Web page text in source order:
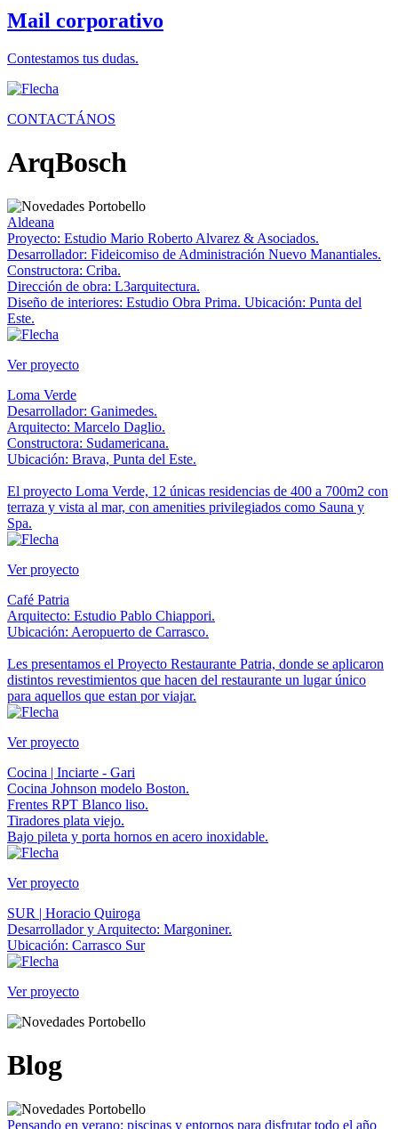
Mail corporativo
Contestamos tus dudas.
CONTACTÁNOS
ArqBosch
Aldeana
Proyecto: Estudio Mario Roberto Alvarez & Asociados.
Desarrollador: Fideicomiso de Administración Nuevo Manantiales.
Constructora: Criba.
Dirección de obra: L3arquitectura.
Diseño de interiores: Estudio Obra Prima. Ubicación: Punta del
Este.
Ver proyecto
Loma Verde
Desarrollador: Ganimedes.
Arquitecto: Marcelo Daglio.
Constructora: Sudamericana.
Ubicación: Brava, Punta del Este.
El proyecto Loma Verde, 12 únicas residencias de 400 a 700m2 con
terraza y vista al mar, con amenities privilegiados como Sauna y
Spa.
Ver proyecto
Café Patria
Arquitecto: Estudio Pablo Chiappori.
Ubicación: Aeropuerto de Carrasco.
Les presentamos el Proyecto Restaurante Patria, donde se aplicaron
distintos revestimientos que hacen del restaurante un lugar único
para aquellos que estan por viajar.
Ver proyecto
Cocina | Inciarte - Gari
Cocina Johnson modelo Boston.
Frentes RPT Blanco liso.
Tiradores plata viejo.
Bajo pileta y porta hornos en acero inoxidable.
Ver proyecto
SUR | Horacio Quiroga
Desarrollador y Arquitecto: Margoniner.
Ubicación: Carrasco Sur
Ver proyecto
Blog
Pensando en verano: piscinas y entornos para disfrutar todo el año